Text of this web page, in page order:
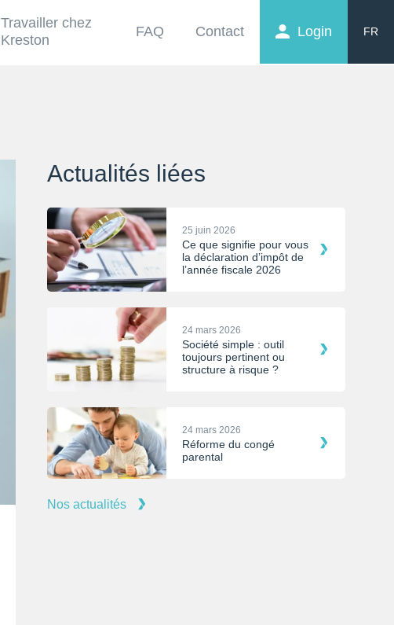
Travailler chez
Kreston
FAQ Contact Login
FR
Actualités liées
25 juin 2026
Ce que signifie pour vous
la déclaration d’impôt de
l’année fiscale 2026
24 mars 2026
Société simple : outil
toujours pertinent ou
structure à risque ?
24 mars 2026
Réforme du congé
parental
Nos actualités